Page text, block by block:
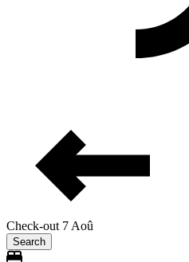
Check-out 7 Aoû
Search